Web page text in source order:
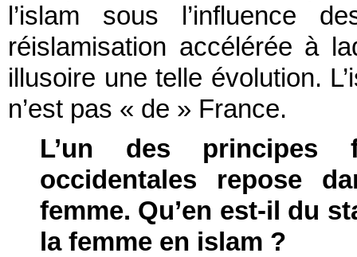
l’islam sous l’influence
réislamisation accélérée à
illusoire une telle évolution.
n’est pas « de » France.
L’un des principes
occidentales repose
femme. Qu’en est-il du
la femme en islam ?